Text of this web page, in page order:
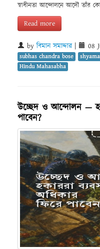
স্বাধীনতা আন্দোলনে আদৌ তাঁর
Read more
byবিমান সমাদ্দার| 08
subhas chandra bose
Hindu Mahasabha
উচ্ছেদ ও আন্দোলন —
পাবেন?